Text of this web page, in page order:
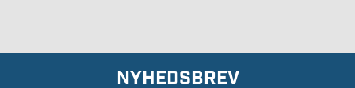
NYHEDSBREV